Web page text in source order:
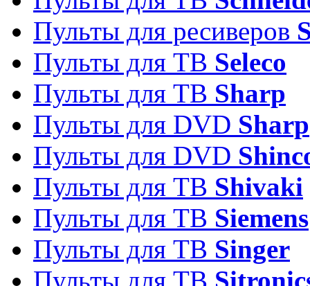
Пульты для ресиверов
Пульты для ТВ Seleco
Пульты для ТВ Sharp
Пульты для DVD Sharp
Пульты для DVD
Пульты для ТВ Shivaki
Пульты для ТВ Siemens
Пульты для ТВ Singer
Пульты для ТВ